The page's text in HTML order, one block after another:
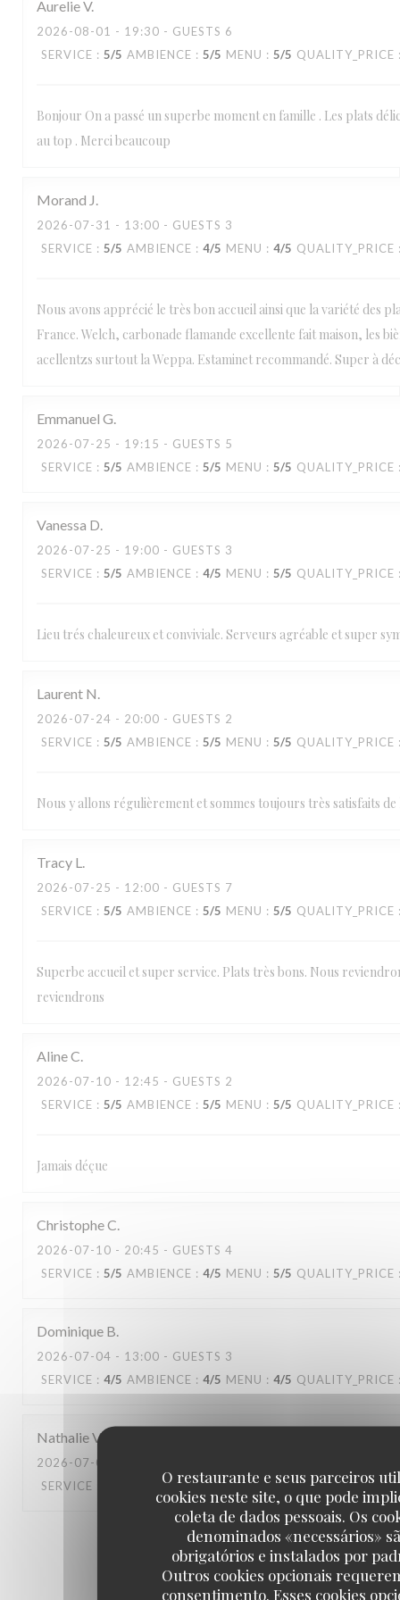
O restaurante e seus parceiros
cookies neste site, o que pode
coleta de dados pessoais. Os
denominados «necessários»
obrigatórios e instalados por
Outros cookies opcionais
consentimento. Esses cookies
AurelieV
2026-08-01 - 19:30 - GUESTS 6
SERVICE : 5/5 AMBIENCE : 5/5 MENU : 5/5 QUALITY_PRICE
Bonjour On a passé un superbe moment en famille . Les plats
au top . Merci beaucoup
Morand J
2026-07-31 - 13:00 - GUESTS 3
SERVICE : 5/5 AMBIENCE : 4/5 MENU : 4/5 QUALITY_PRICE
Nous avons apprécié le très bon accueil ainsi que la variété des
France. Welch, carbonade flamande excellente fait maison, les
acellentzs surtout la Weppa. Estaminet recommandé. Super à
Emmanuel G
2026-07-25 - 19:15 - GUESTS 5
SERVICE : 5/5 AMBIENCE : 5/5 MENU : 5/5 QUALITY_PRICE
Vanessa D
2026-07-25 - 19:00 - GUESTS 3
SERVICE : 5/5 AMBIENCE : 4/5 MENU : 5/5 QUALITY_PRICE
Lieu trés chaleureux et conviviale. Serveurs agréable et super
Laurent N
2026-07-24 - 20:00 - GUESTS 2
SERVICE : 5/5 AMBIENCE : 5/5 MENU : 5/5 QUALITY_PRICE
Nous y allons régulièrement et sommes toujours très satisfaits
Tracy L
2026-07-25 - 12:00 - GUESTS 7
SERVICE : 5/5 AMBIENCE : 5/5 MENU : 5/5 QUALITY_PRICE
Superbe accueil et super service. Plats très bons. Nous
reviendrons
AlineC
2026-07-10 - 12:45 - GUESTS 2
SERVICE : 5/5 AMBIENCE : 5/5 MENU : 5/5 QUALITY_PRICE
Jamais déçue
ChristopheC
2026-07-10 - 20:45 - GUESTS 4
SERVICE : 5/5 AMBIENCE : 4/5 MENU : 5/5 QUALITY_PRICE
Dominique B
2026-07-04 - 13:00 - GUESTS 3
SERVICE : 4/5 AMBIENCE : 4/5 MENU : 4/5 QUALITY_PRICE
NathalieV
2026-07-06
SERVICE
AMBIENCE: 3/5 MENU : 2/5 QUALITY_PRICE
1 2 3